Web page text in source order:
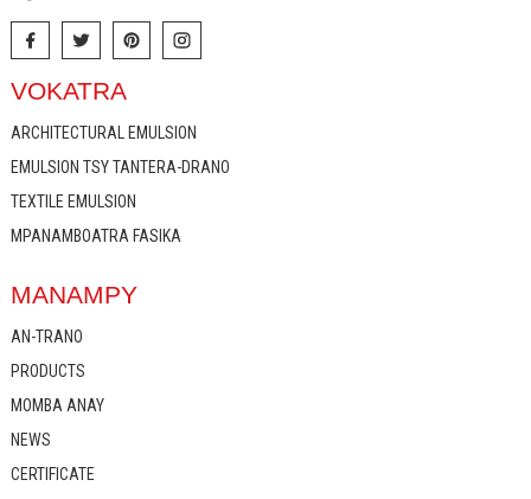
VOKATRA
ARCHITECTURAL EMULSION
EMULSION TSY TANTERA-DRANO
TEXTILE EMULSION
MPANAMBOATRA FASIKA
MANAMPY
AN-TRANO
PRODUCTS
MOMBA ANAY
NEWS
CERTIFICATE